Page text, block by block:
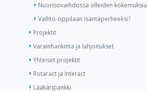
Nuorisovaihdossa olleiden kokemuksia
Vaihto-oppilaan isäntäperheeksi?
Projektit
Varainhankinta ja lahjoitukset
Yhteiset projektit
Rotaract ja Interact
Lääkäripankki